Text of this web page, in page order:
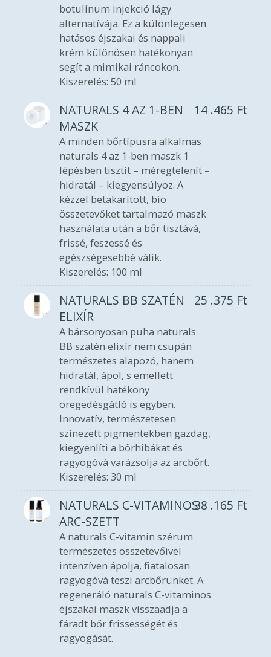
botulinum injekció lágy
alternatívája. Ez a különlegesen
hatásos éjszakai és nappali
krém különösen hatékonyan
segít a mimikai ráncokon.
Kiszerelés: 50 ml
NATURALS 4 AZ 1-BEN
MASZK
14 .465 Ft
A minden bőrtípusra alkalmas
naturals 4 az 1-ben maszk 1
lépésben tisztít – méregtelenít –
hidratál – kiegyensúlyoz. A
kézzel betakarított, bio
összetevőket tartalmazó maszk
használata után a bőr tisztává,
frissé, feszessé és
egészségesebbé válik.
Kiszerelés: 100 ml
NATURALS BB SZATÉN
ELIXÍR
25 .375 Ft
A bársonyosan puha naturals
BB szatén elixír nem csupán
természetes alapozó, hanem
hidratál, ápol, s emellett
rendkívül hatékony
öregedésgátló is egyben.
Innovatív, természetesen
színezett pigmentekben gazdag,
kiegyenlíti a bőrhibákat és
ragyogóvá varázsolja az arcbőrt.
Kiszerelés: 30 ml
NATURALS C-VITAMINOS
ARC-SZETT
38 .165 Ft
A naturals C-vitamin szérum
természetes összetevőivel
intenzíven ápolja, fiatalosan
ragyogóvá teszi arcbőrünket. A
regeneráló naturals C-vitaminos
éjszakai maszk visszaadja a
fáradt bőr frissességét és
ragyogását.